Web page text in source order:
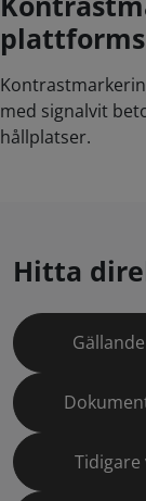
med signalvit
hållplatser.
Hitta